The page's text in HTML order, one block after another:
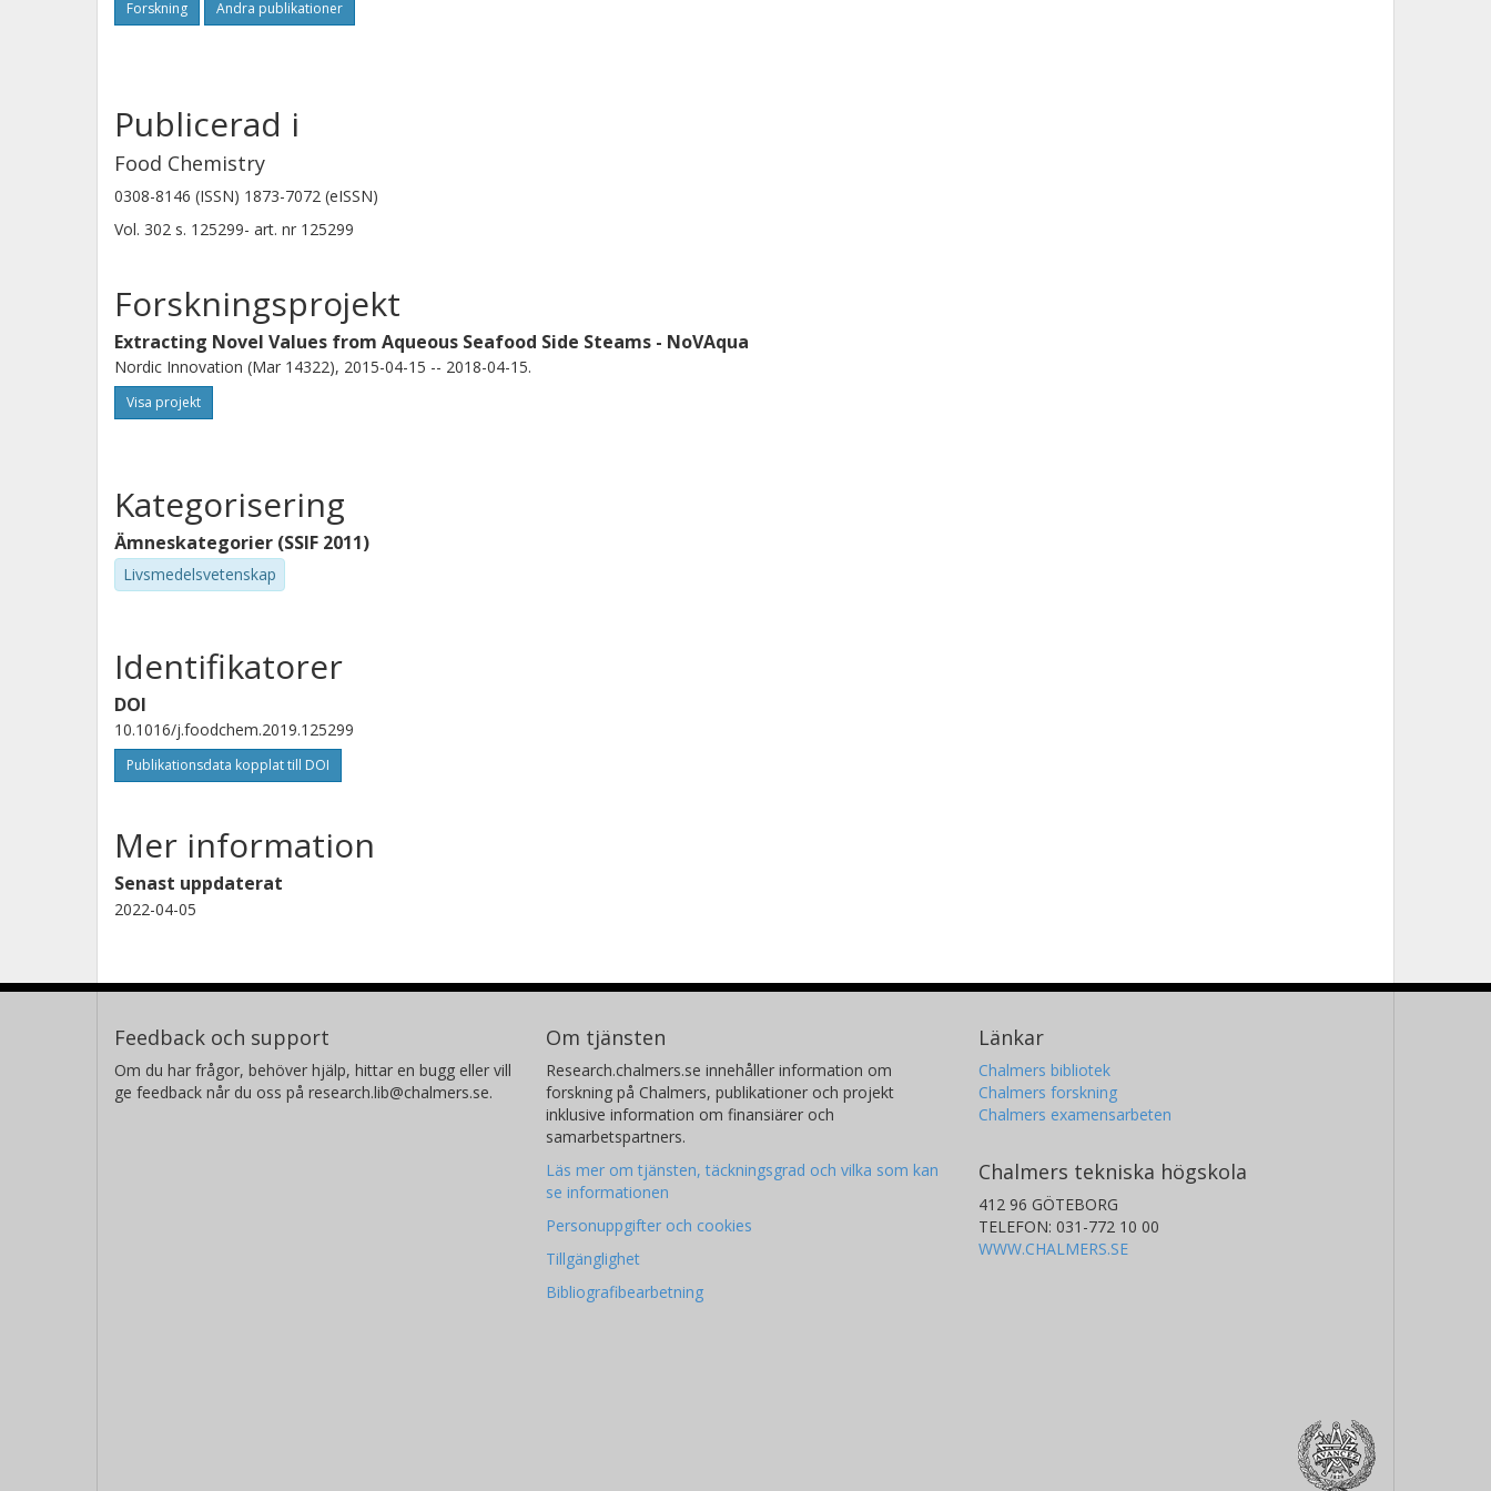
Forskning Andra publikationer
Publicerad i
Food Chemistry
0308-8146 (ISSN) 1873-7072 (eISSN)
Vol. 302 s. 125299- art. nr 125299
Forskningsprojekt
Extracting Novel Values from Aqueous Seafood Side Steams - NoVAqua
Nordic Innovation (Mar 14322), 2015-04-15 -- 2018-04-15.
Visa projekt
Kategorisering
Ämneskategorier (SSIF 2011)
Livsmedelsvetenskap
Identifikatorer
DOI
10.1016/j.foodchem.2019.125299
Publikationsdata kopplat till DOI
Mer information
Senast uppdaterat
2022-04-05
Feedback och support
Om du har frågor, behöver hjälp, hittar en bugg eller vill
ge feedback når du oss på research.lib@chalmers.se.
Om tjänsten
Research.chalmers.se innehåller information om
forskning på Chalmers, publikationer och projekt
inklusive information om finansiärer och
samarbetspartners.
Läs mer om tjänsten, täckningsgrad och vilka som kan
se informationen
Personuppgifter och cookies
Tillgänglighet
Bibliografibearbetning
Länkar
Chalmers bibliotek
Chalmers forskning
Chalmers examensarbeten
Chalmers tekniska högskola
412 96 GÖTEBORG
TELEFON: 031-772 10 00
WWW.CHALMERS.SE